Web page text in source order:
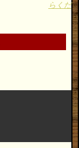
らくだ